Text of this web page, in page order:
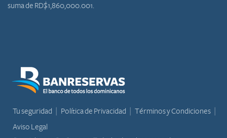
suma de RD$1,860,000.001.
Tu seguridad Política de Privacidad
Términos y Condiciones
Aviso Legal